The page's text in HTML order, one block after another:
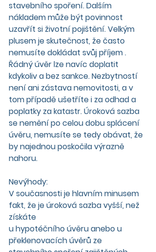
stavebního spoření. Dalším
nákladem může být povinnost
uzavřít si životní pojištění. Velkým
plusem je skutečnost, že často
nemusíte dokládat svůj příjem .
Řádný úvěr lze navíc doplatit
kdykoliv a bez sankce. Nezbytností
není ani zástava nemovitosti, a v
tom případě ušetříte i za odhad a
poplatky za katastr. Úroková sazba
se nemění po celou dobu splácení
úvěru, nemusíte se tedy obávat, že
by najednou poskočila výrazně
nahoru.
Nevýhody:
V současnosti je hlavním minusem
fakt, že je úroková sazba vyšší, než
získáte
u hypotéčního úvěru anebo u
překlenovacích úvěrů ze